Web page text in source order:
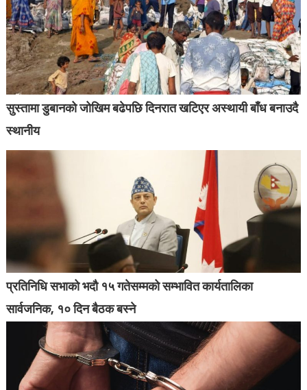
सुस्तामा डुबानको जोखिम बढेपछि दिनरात खटिएर अस्थायी बाँध बनाउदै
स्थानीय
प्रतिनिधि सभाको भदौ १५ गतेसम्मको सम्भावित कार्यतालिका
सार्वजनिक, १० दिन बैठक बस्ने